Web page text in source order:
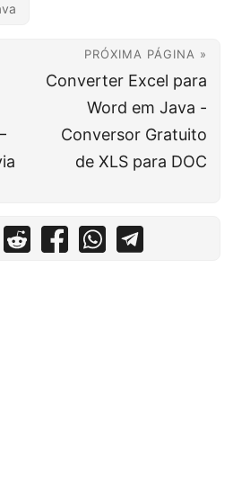
PRÓXIMA PÁGINA »
Converter Excel para
Word em Java -
Conversor Gratuito
de XLS para DOC